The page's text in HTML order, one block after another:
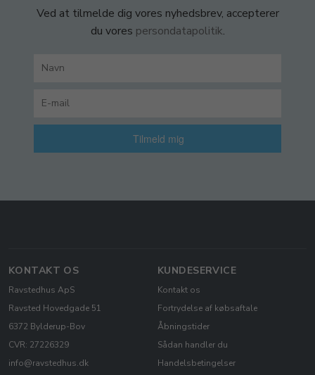
Ved at tilmelde dig vores nyhedsbrev, accepterer
du vores persondatapolitik.
Tilmeld mig
KONTAKT OS
Ravstedhus ApS
Ravsted Hovedgade 51
6372 Bylderup-Bov
CVR: 27226329
info@ravstedhus.dk
KUNDESERVICE
Kontakt os
Fortrydelse af købsaftale
Åbningstider
Sådan handler du
Handelsbetingelser